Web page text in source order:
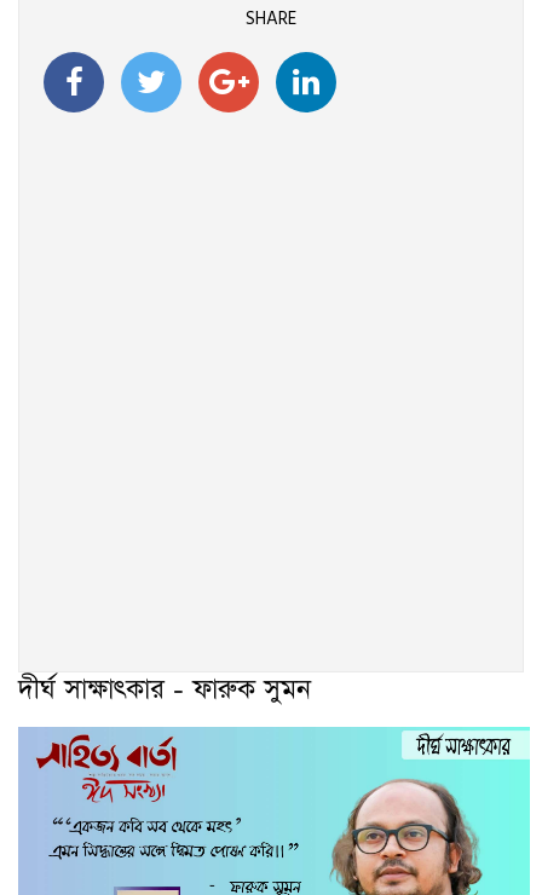
SHARE
দীর্ঘ সাক্ষাৎকার - ফারুক সুমন